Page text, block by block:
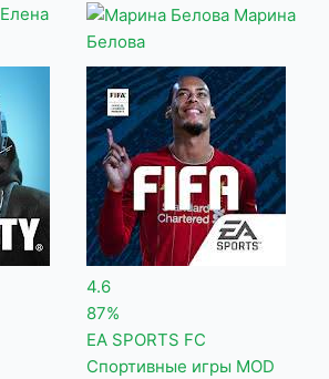
Елена
Марина
Белова
4.6
87%
EA SPORTS FC
Спортивные игры MOD